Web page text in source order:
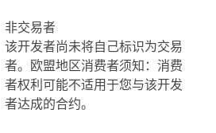
非交易者
该开发者尚未将自己标识为交易
者。欧盟地区消费者须知：消费
者权利可能不适用于您与该开发
者达成的合约。